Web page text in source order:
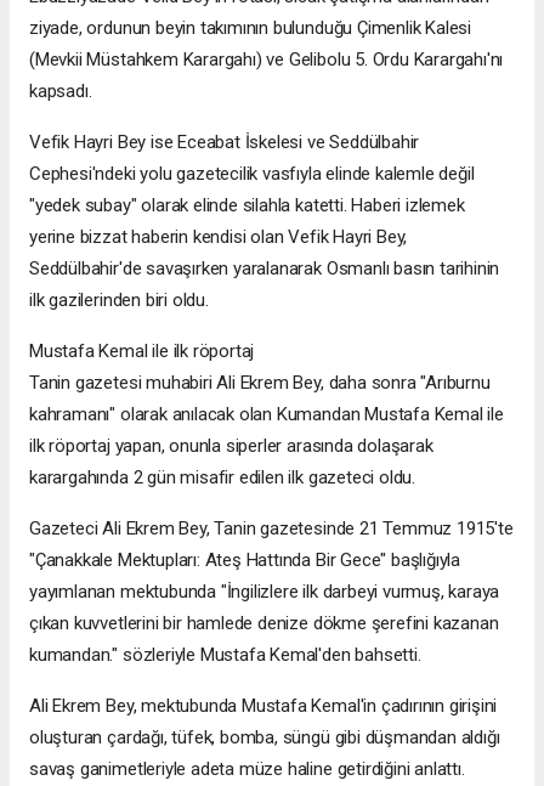
ziyade, ordunun beyin takımının bulunduğu Çimenlik Kalesi
(Mevkii Müstahkem Karargahı) ve Gelibolu 5. Ordu Karargahı'nı
kapsadı.
Vefik Hayri Bey ise Eceabat İskelesi ve Seddülbahir
Cephesi'ndeki yolu gazetecilik vasfıyla elinde kalemle değil
"yedek subay" olarak elinde silahla katetti. Haberi izlemek
yerine bizzat haberin kendisi olan Vefik Hayri Bey,
Seddülbahir'de savaşırken yaralanarak Osmanlı basın tarihinin
ilk gazilerinden biri oldu.
Mustafa Kemal ile ilk röportaj
Tanin gazetesi muhabiri Ali Ekrem Bey, daha sonra "Arıburnu
kahramanı" olarak anılacak olan Kumandan Mustafa Kemal ile
ilk röportaj yapan, onunla siperler arasında dolaşarak
karargahında 2 gün misafir edilen ilk gazeteci oldu.
Gazeteci Ali Ekrem Bey, Tanin gazetesinde 21 Temmuz 1915'te
"Çanakkale Mektupları: Ateş Hattında Bir Gece" başlığıyla
yayımlanan mektubunda "İngilizlere ilk darbeyi vurmuş, karaya
çıkan kuvvetlerini bir hamlede denize dökme şerefini kazanan
kumandan." sözleriyle Mustafa Kemal'den bahsetti.
Ali Ekrem Bey, mektubunda Mustafa Kemal'in çadırının girişini
oluşturan çardağı, tüfek, bomba, süngü gibi düşmandan aldığı
savaş ganimetleriyle adeta müze haline getirdiğini anlattı.